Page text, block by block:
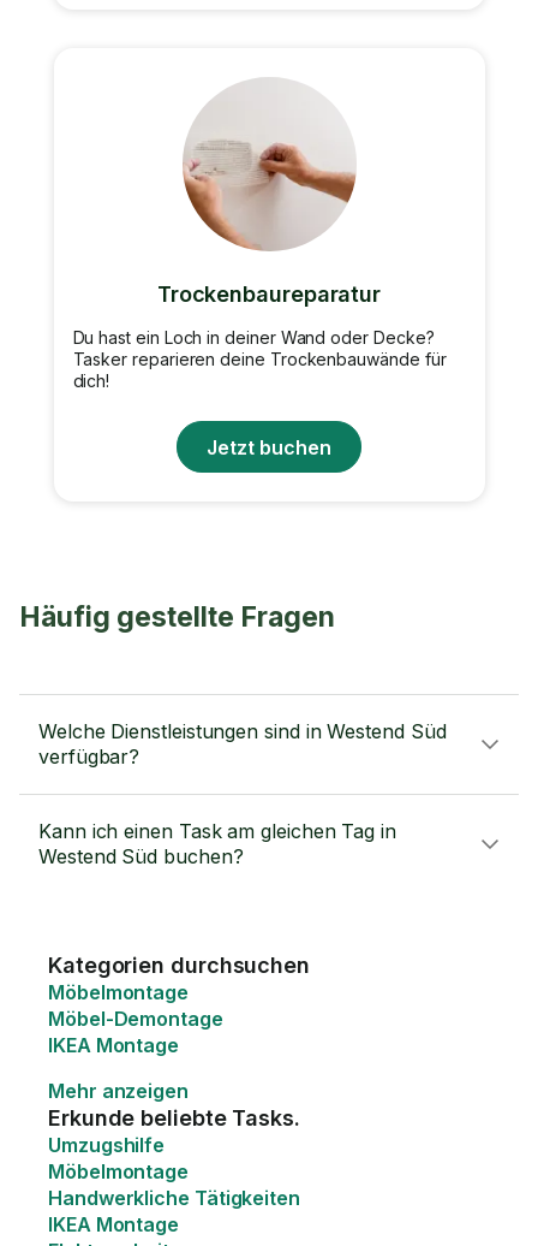
Trockenbaureparatur
Du hast ein Loch in deiner Wand oder Decke?
Tasker reparieren deine Trockenbauwände für
dich!
Jetzt buchen
Häufig gestellte Fragen
Welche Dienstleistungen sind in Westend Süd
verfügbar?
Kann ich einen Task am gleichen Tag in
Westend Süd buchen?
Kategorien durchsuchen
Möbelmontage
Möbel-Demontage
IKEA Montage
Mehr anzeigen
Erkunde beliebte Tasks.
Umzugshilfe
Möbelmontage
Handwerkliche Tätigkeiten
IKEA Montage